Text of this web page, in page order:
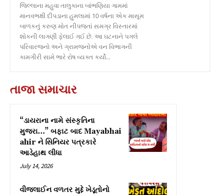
જિલ્લાના મહુવા તાલુકાના બાંભણિયા ગામમાં
માનવભક્ષી દીપડાના હુમલામાં 10 વર્ષના એક માસૂમ
બાળકનું કરુણ મોત નીપજતાં સમગ્ર વિસ્તારમાં
શોકની લાગણી ફેલાઈ ગઈ છે. આ ઘટનાને પગલે
પરિવારજનો અને ગ્રામજનોએ વન વિભાગની
કામગીરી સામે ભારે રોષ વ્યક્ત કર્યો...
તાજા સમાચાર
“ડાયરાના નામે સંસ્કૃતિના
મુજરા…” બફાટ બાદ Mayabhai
ahir ને સિનિયર પત્રકારે
આડેહાથ લીધા
July 14, 2026
વીજલાઈન વળતર મુદ્દે ખેડૂતોનો